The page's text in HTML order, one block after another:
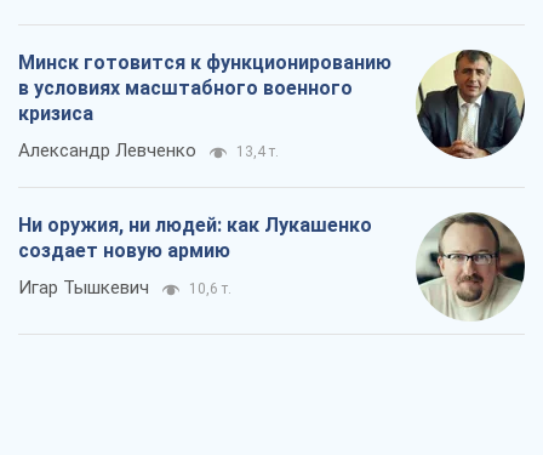
Минск готовится к функционированию
в условиях масштабного военного
кризиса
Александр Левченко 13,4 т.
Ни оружия, ни людей: как Лукашенко
создает новую армию
Игар Тышкевич 10,6 т.